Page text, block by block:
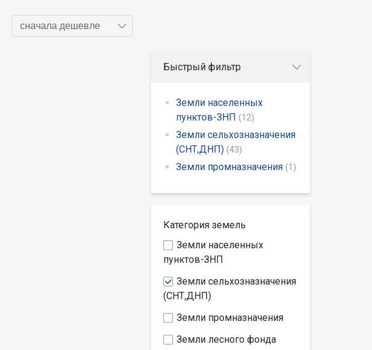
сначала дешевле
Быстрый фильтр
Земли населенных
пунктов-ЗНП (12)
Земли сельхозназначения
(СНТ,ДНП) (43)
Земли промназначения (1)
Категория земель
Земли населенных
пунктов-ЗНП
Земли сельхозназначения
(СНТ,ДНП)
Земли промназначения
Земли лесного фонда